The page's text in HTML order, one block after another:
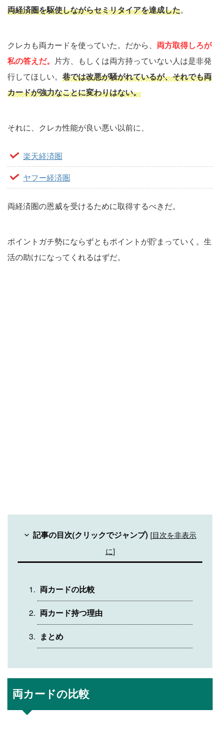
両経済圏を駆使しながらセミリタイアを達成した。
クレカも両カードを使っていた。だから、 両方取得しろが
私の答えだ。 片方、もしくは両方持っていない人は是非発
行してほしい。 巷では改悪が騒がれているが、それでも両
カードが強力なことに変わりはない。
それに、クレカ性能が良い悪い以前に、
楽天経済圏
ヤフー経済圏
両経済圏の恩威を受けるために取得するべきだ。
ポイントガチ勢にならずともポイントが貯まっていく。生
活の助けになってくれるはずだ。
記事の目次(クリックでジャンプ) [目次を非表示
に]
両カードの比較
両カード持つ理由
まとめ
両カードの比較